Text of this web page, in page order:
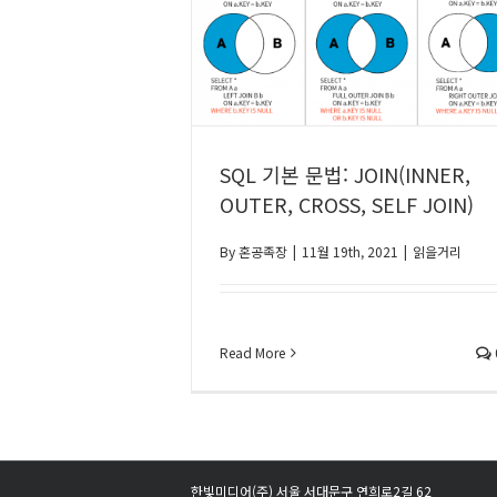
SQL 기본 문법: JOIN(INNER,
OUTER, CROSS, SELF JOIN)
By혼공족장 | 11월 19th, 2021 | 읽을거리
Read More
한빛미디어(주) 서울 서대문구 연희로2길 62